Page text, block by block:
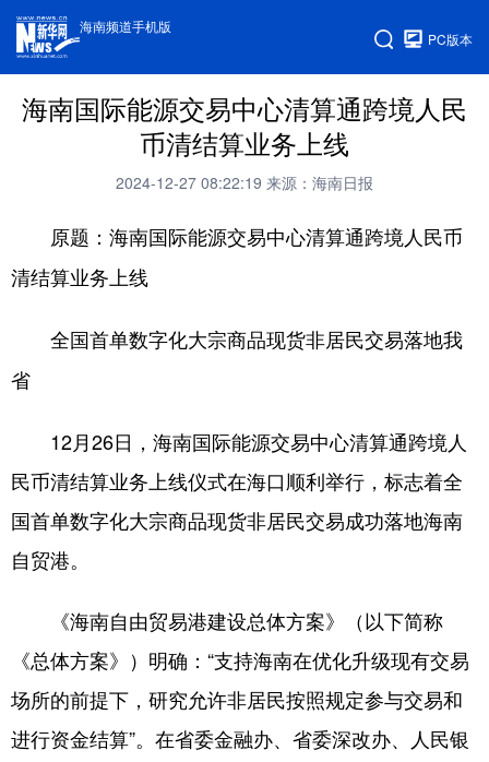
海南频道手机版
PC版本
海南国际能源交易中心清算通跨境人民
币清结算业务上线
2024-12-27 08:22:19 来源：海南日报
原题：海南国际能源交易中心清算通跨境人民币
清结算业务上线
全国首单数字化大宗商品现货非居民交易落地我
省
12月26日，海南国际能源交易中心清算通跨境人
民币清结算业务上线仪式在海口顺利举行，标志着全
国首单数字化大宗商品现货非居民交易成功落地海南
自贸港。
《海南自由贸易港建设总体方案》（以下简称
《总体方案》）明确：“支持海南在优化升级现有交易
场所的前提下，研究允许非居民按照规定参与交易和
进行资金结算”。在省委金融办、省委深改办、人民银